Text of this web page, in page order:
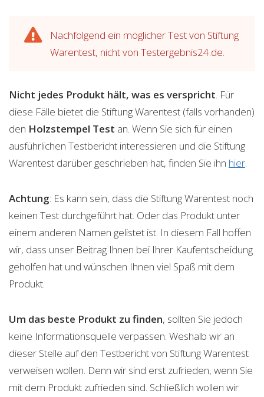
Nachfolgend ein möglicher Test von Stiftung
Warentest, nicht von Testergebnis24.de.
Nicht jedes Produkt hält, was es verspricht. Für
diese Fälle bietet die Stiftung Warentest (falls vorhanden)
den Holzstempel Test an. Wenn Sie sich für einen
ausführlichen Testbericht interessieren und die Stiftung
Warentest darüber geschrieben hat, finden Sie ihn hier.
Achtung: Es kann sein, dass die Stiftung Warentest noch
keinen Test durchgeführt hat. Oder das Produkt unter
einem anderen Namen gelistet ist. In diesem Fall hoffen
wir, dass unser Beitrag Ihnen bei Ihrer Kaufentscheidung
geholfen hat und wünschen Ihnen viel Spaß mit dem
Produkt.
Um das beste Produkt zu finden, sollten Sie jedoch
keine Informationsquelle verpassen. Weshalb wir an
dieser Stelle auf den Testbericht von Stiftung Warentest
verweisen wollen. Denn wir sind erst zufrieden, wenn Sie
mit dem Produkt zufrieden sind. Schließlich wollen wir